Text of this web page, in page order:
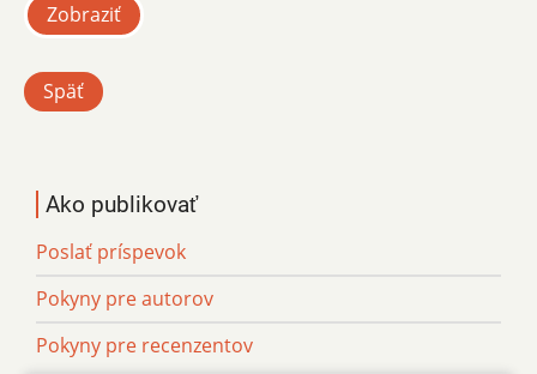
Zobraziť
Späť
Ako publikovať
Poslať príspevok
Pokyny pre autorov
Pokyny pre recenzentov